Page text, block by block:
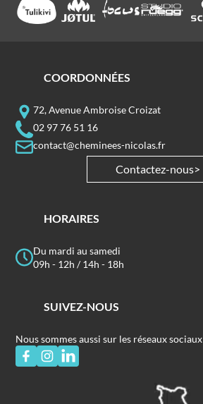
COORDONNÉES
72, Avenue Ambroise Croizat
02 97 76 51 16
contact@cheminees-nicolas.fr
Contactez-nous
HORAIRES
Du mardi au samedi
09h - 12h / 14h - 18h
SUIVEZ-NOUS
Nous sommes aussi sur les réseaux sociaux